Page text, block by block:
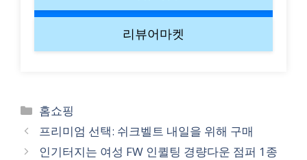
리뷰어마켓
Categories
홈쇼핑
프리미엄 선택: 쉬크벨트 내일을 위해 구매
인기터지는 여성 FW 인퀼팅 경량다운 점퍼 1종